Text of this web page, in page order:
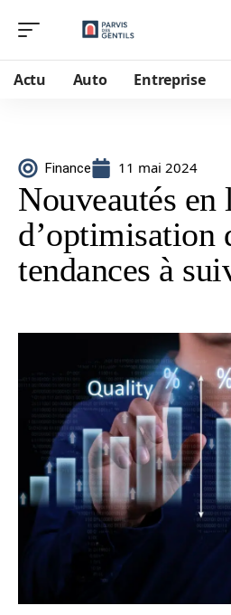
Actu Auto Entreprise
Finance 11 mai 2024
Nouveautés
d’optimisation
tendances à